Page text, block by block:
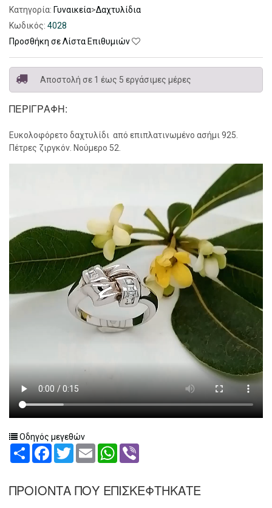
Κατηγορία: Γυναικεία>Δαχτυλίδια
Κωδικός: 4028
Προσθήκη σε Λίστα Επιθυμιών
Αποστολή σε 1 έως 5 εργάσιμες μέρες
ΠΕΡΙΓΡΑΦΉ:
Ευκολοφόρετο δαχτυλίδι από επιπλατινωμένο ασήμι 925.
Πέτρες ζιργκόν. Νούμερο 52.
Οδηγός μεγεθών
Share FacebookTwitterEmail WhatsApp
ΠΡΟΙΟΝΤΑ ΠΟΥ ΕΠΙΣΚΕΦΤΗΚΑΤΕ